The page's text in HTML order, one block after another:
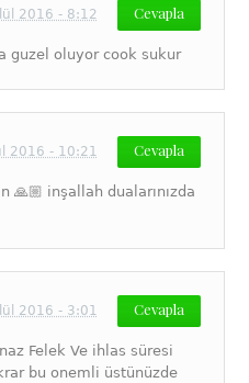
Cevapla
2016 - 8:12
guzel oluyor cook sukur
Cevapla
2016 - 10:21
🙏🏼 inşallah dualarınızda
Cevapla
2016 - 3:01
Felek Ve ihlas süresi
bu onemli üstünüzde